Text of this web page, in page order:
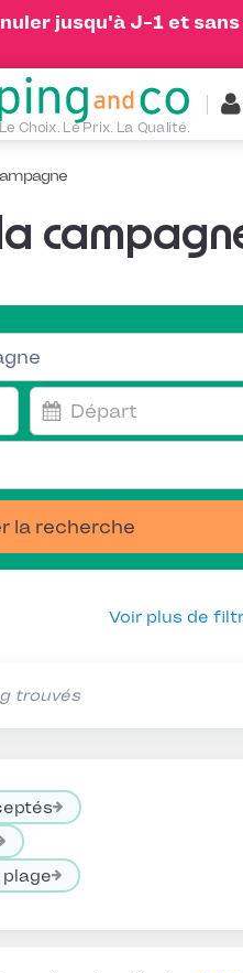
jusqu'à J-1 et sans
Choix. Le Prix. La Qualité.
la recherche
Voir plus de
trouvés